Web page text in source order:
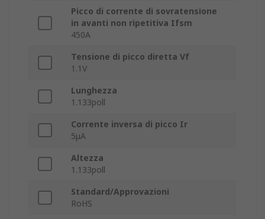
Picco di corrente di sovratensione
in avanti non ripetitiva Ifsm
450A
Tensione di picco diretta Vf
1.1V
Lunghezza
1.133poll
Corrente inversa di picco Ir
5μA
Altezza
1.133poll
Standard/Approvazioni
RoHS